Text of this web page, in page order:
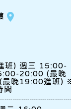
place
班) 週三 15:00-
20:00 (最晚
最晚19:00進班)
間